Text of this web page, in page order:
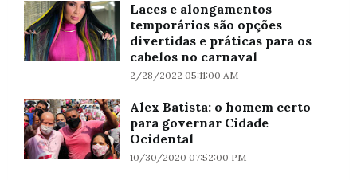
Laces e alongamentos
temporários são opções
divertidas e práticas para os
cabelos no carnaval
2/28/2022 05:11:00 AM
Alex Batista: o homem certo
para governar Cidade
Ocidental
10/30/2020 07:52:00 PM